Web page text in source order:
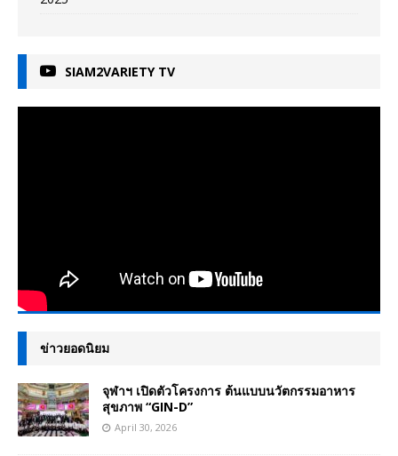
SIAM2VARIETY TV
ข่าวยอดนิยม
จุฬาฯ เปิดตัวโครงการ ต้นแบบนวัตกรรมอาหาร
สุขภาพ “GIN-D”
April 30, 2026